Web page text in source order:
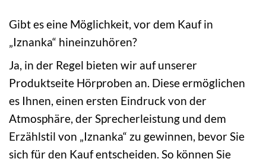
Gibt es eine Möglichkeit, vor dem Kauf in
„Iznanka“ hineinzuhören?
Ja, in der Regel bieten wir auf unserer
Produktseite Hörproben an. Diese ermöglichen
es Ihnen, einen ersten Eindruck von der
Atmosphäre, der Sprecherleistung und dem
Erzählstil von „Iznanka“ zu gewinnen, bevor Sie
sich für den Kauf entscheiden. So können Sie